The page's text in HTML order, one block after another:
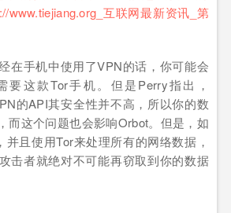
在手机中使用了VPN的话，你可能会
要这款Tor手机。但是Perry指出，
的API其安全性并不高，所以你的数
而这个问题也会影响Orbot。但是，如
并且使用Tor来处理所有的网络数据，
击者就绝对不可能再窃取到你的数据